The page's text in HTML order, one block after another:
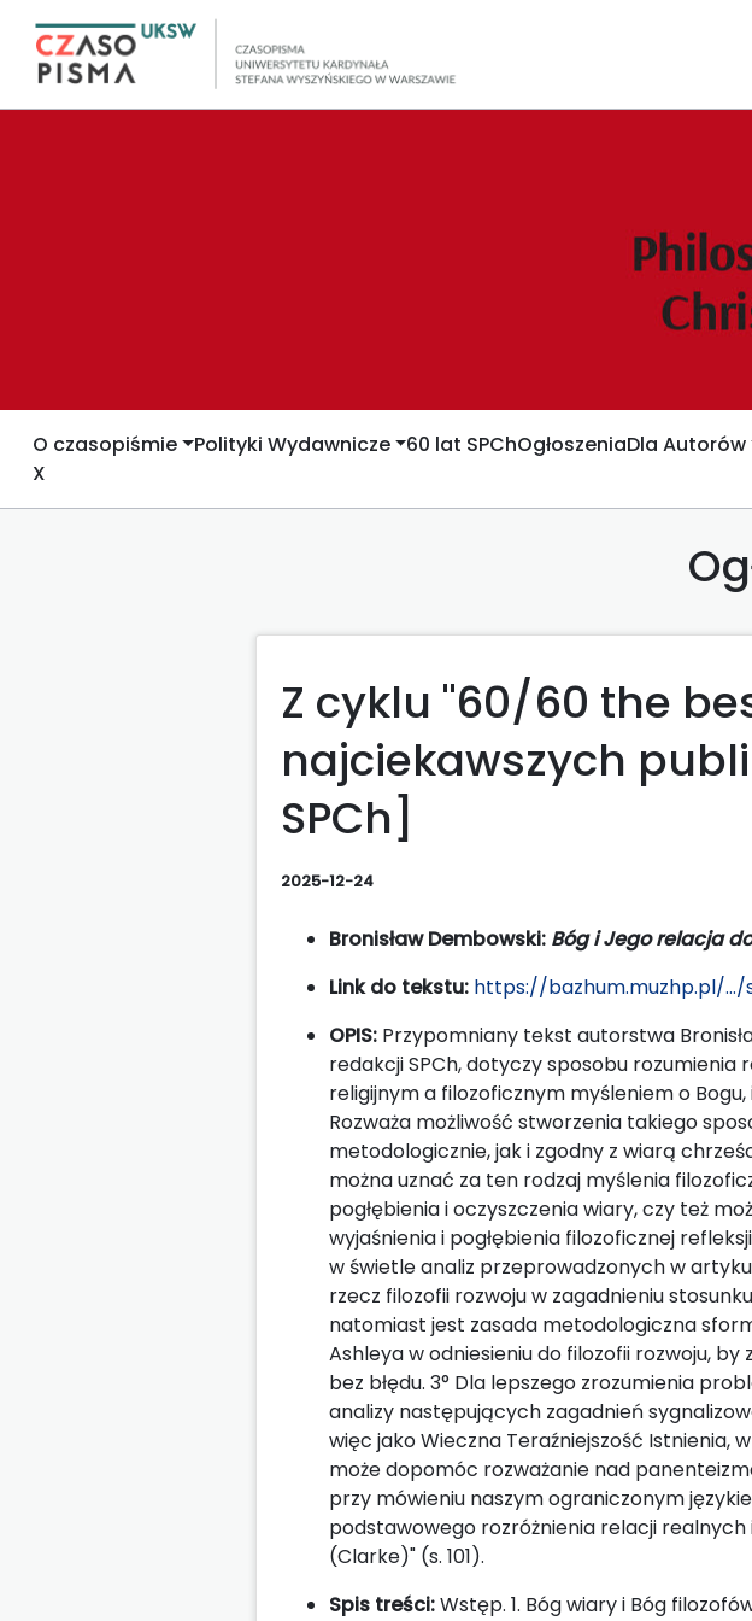
O czasopiśmie Polityki Wydawnicze 60 lat SPChOgłoszeniaDla Autorów
X
Z cyklu "60/60 the
najciekawszych
SPCh]
2025-12-24
Bronisław Dembowski: Bóg i Jego relacja
Link do tekstu: https://bazhum.muzhp.pl/.../
OPIS: Przypomniany tekst autorstwa
redakcji SPCh, dotyczy sposobu
religijnym a filozoficznym myśleniem o Bogu,
Rozważa możliwość stworzenia takiego
metodologicznie, jak i zgodny z wiarą
można uznać za ten rodzaj myślenia
pogłębienia i oczyszczenia wiary, czy też
wyjaśnienia i pogłębienia filozoficznej
w świetle analiz przeprowadzonych w
rzecz filozofii rozwoju w zagadnieniu
natomiast jest zasada metodologiczna
Ashleya w odniesieniu do filozofii rozwoju,
bez błędu. 3° Dla lepszego zrozumienia
analizy następujących zagadnień
więc jako Wieczna Teraźniejszość Istnienia,
może dopomóc rozważanie nad
przy mówieniu naszym ograniczonym
podstawowego rozróżnienia relacji
(Clarke)" (s. 101).
Spis treści:Wstęp. 1. Bóg wiary i Bóg